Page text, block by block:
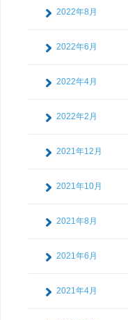
2022年8月
2022年6月
2022年4月
2022年2月
2021年12月
2021年10月
2021年8月
2021年6月
2021年4月